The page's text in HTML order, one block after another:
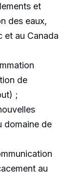
et
des eaux,
et au Canada
de
;
domaine de
au